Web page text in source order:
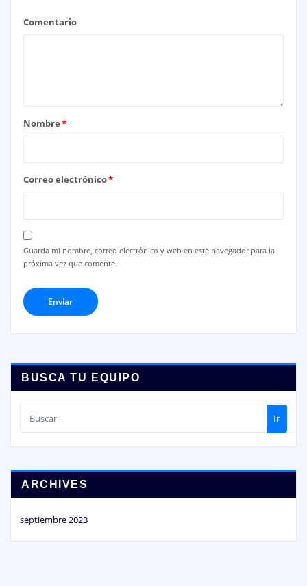
Comentario
Nombre*
Correo electrónico*
Guarda mi nombre, correo electrónico y web en este navegador para la
próxima vez que comente.
BUSCA TU EQUIPO
Ir
ARCHIVES
septiembre 2023